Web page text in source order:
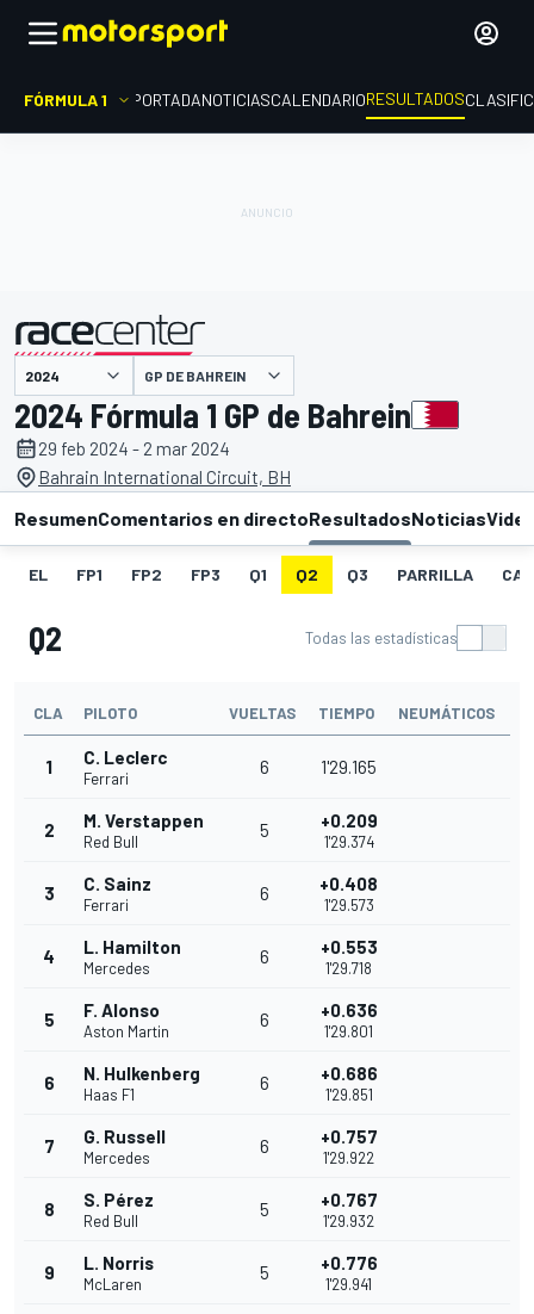
FÓRMULA 1 PORTADANOTICIASCALENDARIORESULTADOS
presentado por GP DE BAHREIN
2024 Fórmula 1 GP de Bahrein
29 feb 2024 - 2 mar 2024
Bahrain International Circuit, BH
ResumenComentarios en directoResultadosNoticias
EL FP1 FP2 FP3 Q1 Q2 Q3 PARRILLA
Q2 Todas las estadísticas
CLA PILOTO VUELTAS TIEMPO NEUMÁTICOS
1 C. Leclerc
Ferrari
6 1'29.165
2 M. Verstappen
Red Bull
5 +0.209
1'29.374
3 C. Sainz
Ferrari
6 +0.408
1'29.573
4 L. Hamilton
Mercedes
6 +0.553
1'29.718
5 F. Alonso
Aston Martin
6 +0.636
1'29.801
6 N. Hulkenberg
Haas F1
6 +0.686
1'29.851
7 G. Russell
Mercedes
6 +0.757
1'29.922
8 S. Pérez
Red Bull
5 +0.767
1'29.932
9 L. Norris
McLaren
5 +0.776
1'29.941